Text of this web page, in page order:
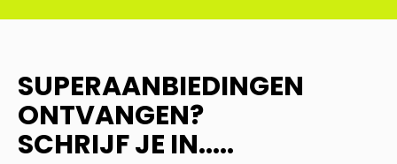
SUPERAANBIEDINGEN
ONTVANGEN?
SCHRIJF JE IN.....